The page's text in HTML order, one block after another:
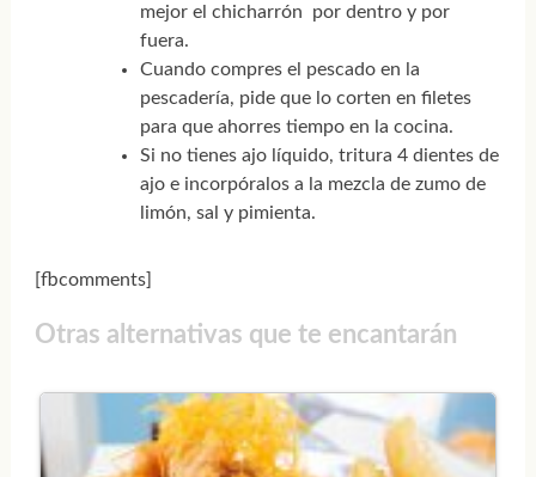
mejor el chicharrón por dentro y por
fuera.
Cuando compres el pescado en la
pescadería, pide que lo corten en filetes
para que ahorres tiempo en la cocina.
Si no tienes ajo líquido, tritura 4 dientes de
ajo e incorpóralos a la mezcla de zumo de
limón, sal y pimienta.
[fbcomments]
Otras alternativas que te encantarán